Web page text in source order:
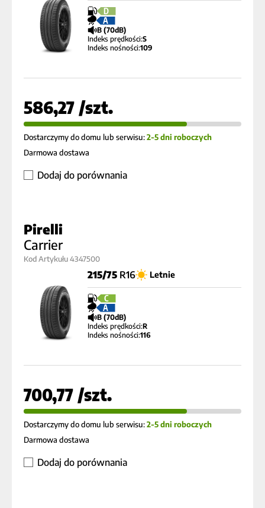
D
A
B (70dB)
Indeks prędkości:S
Indeks nośności:109
586,27 /szt.
Dostarczymy do domu lub serwisu:2-5 dni roboczych
Darmowa dostawa
Dodaj do porównania
Pirelli
Carrier
Kod Artykułu 4347500
215/75R16 Letnie
C
A
B (70dB)
Indeks prędkości:R
Indeks nośności:116
700,77 /szt.
Dostarczymy do domu lub serwisu:2-5 dni roboczych
Darmowa dostawa
Dodaj do porównania